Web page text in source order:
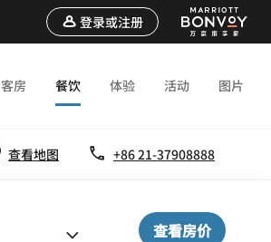
登录或注册
客房 餐饮 体验 活动 图片
查看地图 +86 21-37908888
查看房价